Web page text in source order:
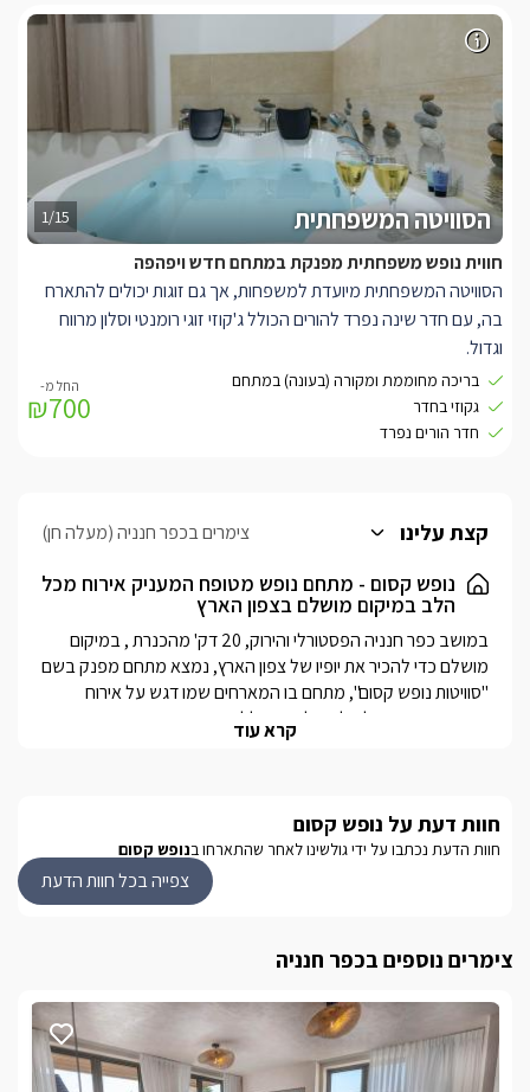
מקרר, קומקום, פינת קפה/תה, כירה חשמלית כלי אוכל ומיקרוגל.
לסוויטה חצר גן משותפת עם פינות ישיבה, נדנדה, פינת ברביקיו בריכת
שחייה נעימה.
1/15 הסוויטה המשפחתית
חווית נופש משפחתית מפנקת במתחם חדש ויפהפה
הסוויטה המשפחתית מיועדת למשפחות, אך גם זוגות יכולים להתארח
בה, עם חדר שינה נפרד להורים הכולל ג'קוזי זוגי רומנטי וסלון מרווח
וגדול.
הסוויטה מחולקת לחלל מרכזי גדול ומרווח ובו פינת ישיבה מודרנית ושתי
כורסאות ישיבה, , עוד בחלל המרכזי שולחן סעודה, ובר ישיבה זוגי, מעל
כיריים.
לסוויטה חצר גן משותפת עם פינות ישיבה, נדנדה, פינת ברביקיו בריכת
שחייה נעימה.
בריכה מחוממת ומקורה (בעונה) במתחם
גקוזי בחדר
חדר הורים נפרד
₪700
קצת עלינו צימרים בכפר חנניה (מעלה חן)
נופש קסום - מתחם נופש מטופח המעניק אירוח מכל
הלב במיקום מושלם בצפון הארץ
הסוויטות חולקות מתחם חוץ מטופח הכולל נדנדה פינות ישיבה
נוחות, פינת ברביקיו ובריכת שחייה מרעננת (מחוממת בחודשי
בתיאום מראש ובתוספת תשלום ניתן להנות מבריכה פרטית
מחוממת ומקורה לסוויטה.
קרא עוד
חוות דעת על נופש קסום
חוות הדעת נכתבו על ידי גולשינו לאחר שהתארחו בנופש קסום
צפייה בכל חוות הדעת
צימרים נוספים בכפר חנניה